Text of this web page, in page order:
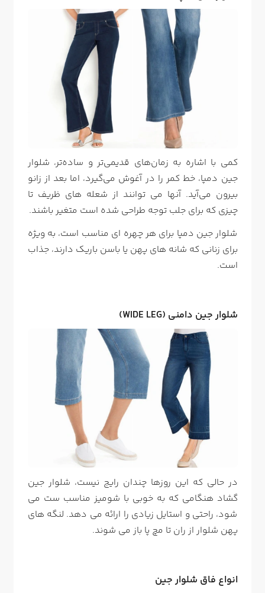
کمی با اشاره به زمان‌های قدیمی‌تر و ساده‌تر، شلوار
جین دمپا، خط کمر را در آغوش می‌گیرد، اما بعد از زانو
بیرون می‌آید. آنها می توانند از شعله های ظریف تا
چیزی که برای جلب توجه طراحی شده است متغیر باشند.
شلوار جین دمپا برای هر چهره ای مناسب است، به ویژه
برای زنانی که شانه های پهن یا باسن باریک دارند، جذاب
است.
شلوار جین دامنی (WIDE LEG)
در حالی که این روزها چندان رایج نیست، شلوار جین
گشاد هنگامی که به خوبی با شومیز مناسب ست می
شود، راحتی و استایل زیادی را ارائه می دهد. لنگه های
پهن شلوار از ران تا مچ پا باز می شوند.
انواع فاق شلوار جین